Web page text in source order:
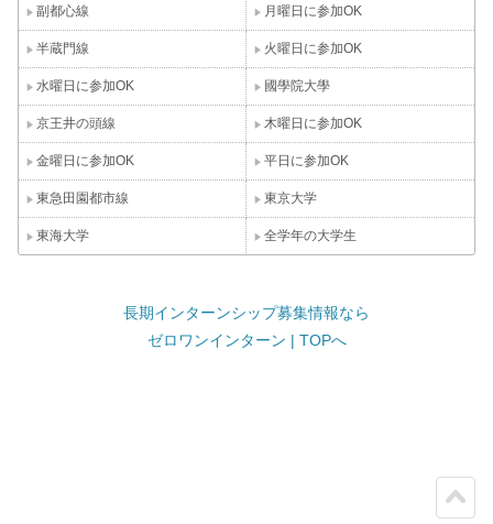
副都心線 月曜日に参加OK
半蔵門線 火曜日に参加OK
水曜日に参加OK 國學院大學
京王井の頭線 木曜日に参加OK
金曜日に参加OK 平日に参加OK
東急田園都市線 東京大学
東海大学 全学年の大学生
長期インターンシップ募集情報なら
ゼロワンインターン | TOPへ